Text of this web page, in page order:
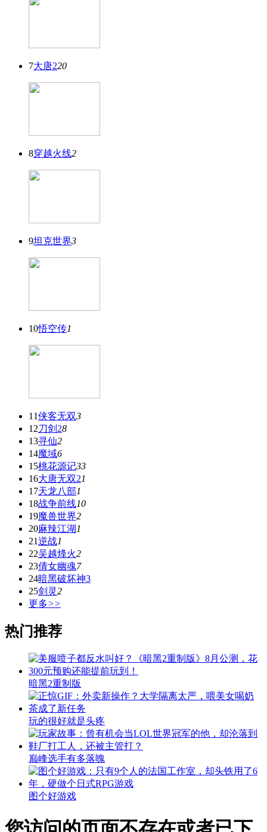
7大唐220
8穿越火线2
9坦克世界3
10悟空传1
11侠客无双3
12刀剑28
13寻仙2
14魔域6
15桃花源记33
16大唐无双21
17天龙八部1
18战争前线10
19魔兽世界2
20麻辣江湖 1
21逆战1
22吴越烽火2
23倩女幽魂7
24暗黑破坏神3
25剑灵2
更多>>
热门推荐
暗黑2重制版
玩的很好就是头疼
巅峰选手有多落魄
图个好游戏